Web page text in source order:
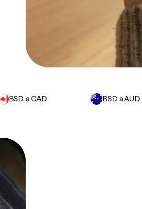
BSD a CAD BSD a AUD